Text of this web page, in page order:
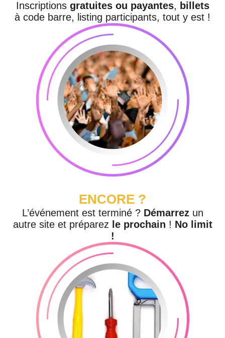
Inscriptions gratuites ou payantes, billets
à code barre, listing participants, tout y est !
ENCORE ?
L’événement est terminé ? Démarrezun
autre site et préparez le prochain ! No limit
!